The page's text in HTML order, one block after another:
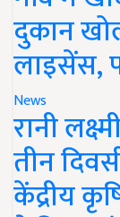
दुकान
लाइसेंस,
News
रानी
तीन
केंद्रीय